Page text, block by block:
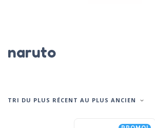
naruto
TRI DU PLUS RÉCENT AU PLUS ANCIEN